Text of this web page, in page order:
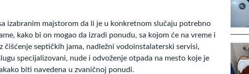
izabranim majstorom da li je u konkretnom slučaju potrebno
kako bi on mogao da izradi ponudu, sa kojom će na vreme i
čišćenje septičkih jama, nadležni vodoinstalaterski servisi,
specijalizovani, nude i odvoženje otpada na mesto koje je
biti navedena u zvaničnoj ponudi.